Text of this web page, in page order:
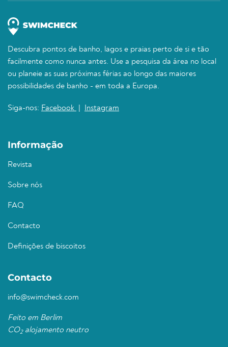
Descubra pontos de banho, lagos e praias perto de si e tão
facilmente como nunca antes. Use a pesquisa da área no local
ou planeie as suas próximas férias ao longo das maiores
possibilidades de banho - em toda a Europa.
Siga-nos: Facebook Instagram
Informação
Revista
Sobre nós
FAQ
Contacto
Definições de biscoitos
Contacto
info@swimcheck.com
Feito em Berlim
CO2alojamento neutro